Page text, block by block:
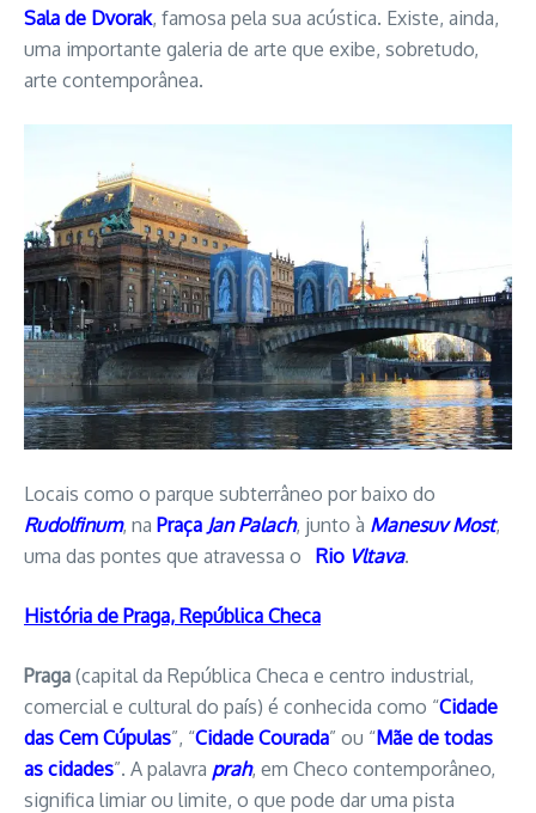
Sala de Dvorak, famosa pela sua acústica. Existe, ainda,
uma importante galeria de arte que exibe, sobretudo,
arte contemporânea.
Locais como o parque subterrâneo por baixo do
Rudolfinum, na Praça Jan Palach, junto à Manesuv Most,
uma das pontes que atravessa o Rio Vltava.
História de Praga, República Checa
Praga (capital da República Checa e centro industrial,
comercial e cultural do país) é conhecida como “Cidade
das Cem Cúpulas”, “Cidade Courada” ou “Mãe de todas
as cidades”. A palavra prah, em Checo contemporâneo,
significa limiar ou limite, o que pode dar uma pista